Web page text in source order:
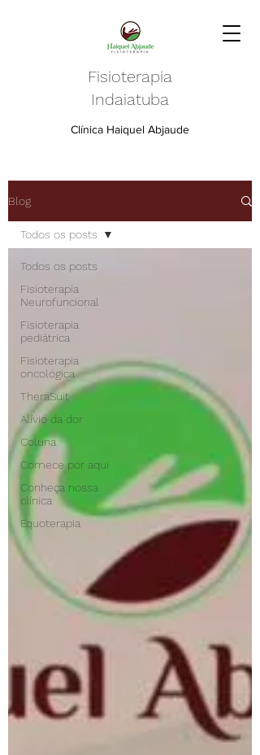
Fisioterapia
Indaiatuba
Clínica Haiquel Abjaude
Blog
Todos os posts
Fisioterapia
Neurofuncional
Fisioterapia
pediátrica
Fisioterapia
oncológica
TheraSuit
Alívio da dor
Coluna
Comece por aqui
Conheça nossa
clínica
Equoterapia
Todos os posts